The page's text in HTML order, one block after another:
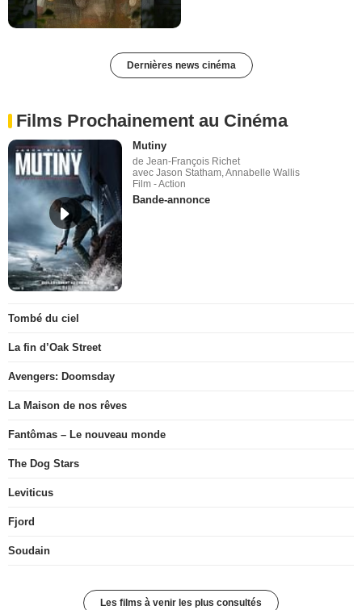
Dernières news cinéma
Films Prochainement au Cinéma
Mutiny
de Jean-François Richet
avec Jason Statham, Annabelle Wallis
Film - Action
Bande-annonce
Tombé du ciel
La fin d’Oak Street
Avengers: Doomsday
La Maison de nos rêves
Fantômas – Le nouveau monde
The Dog Stars
Leviticus
Fjord
Soudain
Les films à venir les plus consultés